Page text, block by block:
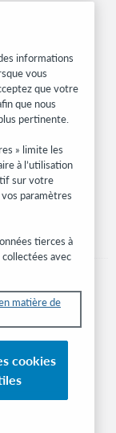
services, des
informations
vous
que votre
que nous
pertinente.
» limite les
à l’utilisation
sur votre
paramètres
tierces à
avec
matière de
cookies